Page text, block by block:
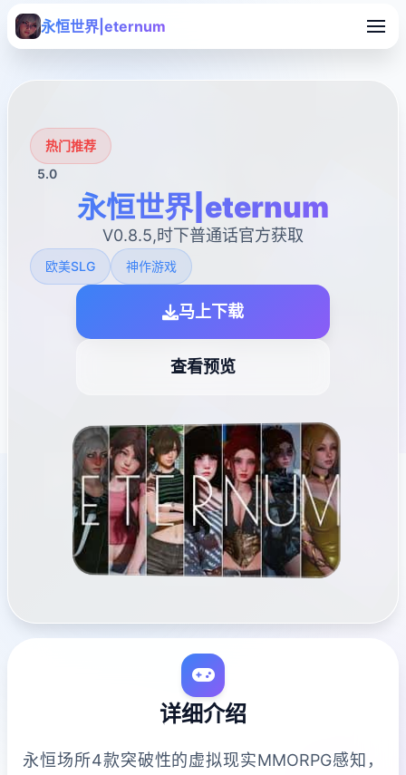
永恒世界|eternum
热门推荐
5.0
永恒世界|eternum
V0.8.5,时下普通话官方获取
欧美SLG 神作游戏
马上下载
查看预览
详细介绍
永恒场所4款突破性的虚拟现实MMORPG感知，